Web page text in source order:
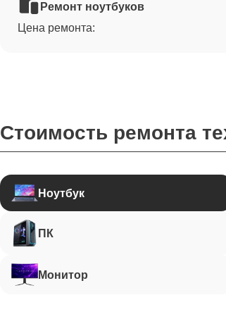
Ремонт ноутбуков
Цена ремонта:
Стоимость ремонта
Ноутбук
ПК
Монитор